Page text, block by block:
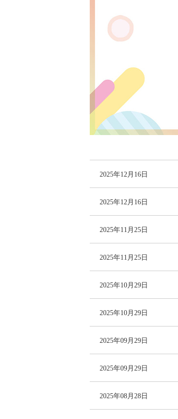
2025年12月16日
2025年12月16日
2025年11月25日
2025年11月25日
2025年10月29日
2025年10月29日
2025年09月29日
2025年09月29日
2025年08月28日